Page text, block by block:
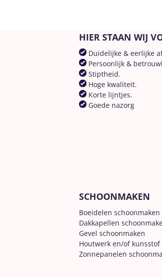
HIER STAAN WIJ
Duidelijke & eerlijke
Persoonlijk &
Stiptheid.
Hoge kwaliteit.
Korte lijntjes.
Goede nazorg
SCHOONMAKEN
Boeidelen schoonmaken
Dakkapellen
Gevel schoonmaken
Houtwerk en/of kunsstof
Zonnepanelen